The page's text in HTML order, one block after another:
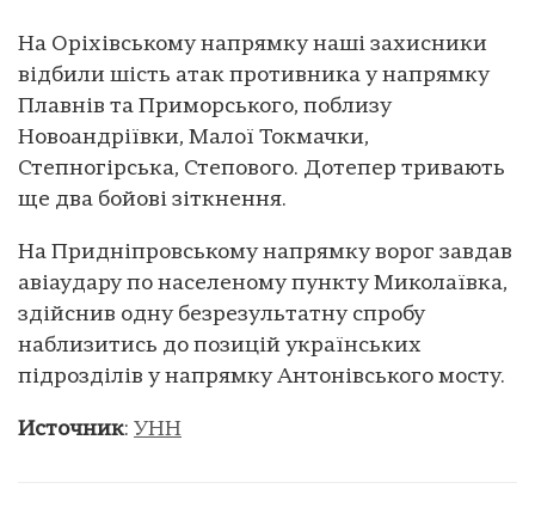
На Оріхівському напрямку наші захисники
відбили шість атак противника у напрямку
Плавнів та Приморського, поблизу
Новоандріївки, Малої Токмачки,
Степногірська, Степового. Дотепер тривають
ще два бойові зіткнення.
На Придніпровському напрямку ворог завдав
авіаудару по населеному пункту Миколаївка,
здійснив одну безрезультатну спробу
наблизитись до позицій українських
підрозділів у напрямку Антонівського мосту.
Источник: УНН